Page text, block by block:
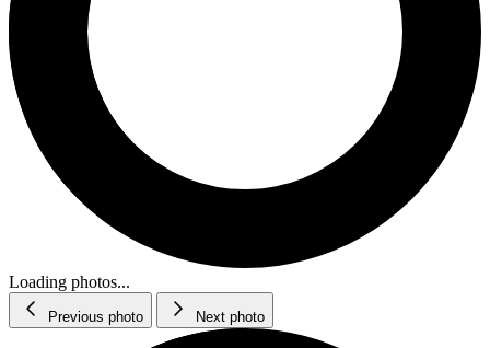
Loading photos...
Previous photo Next photo